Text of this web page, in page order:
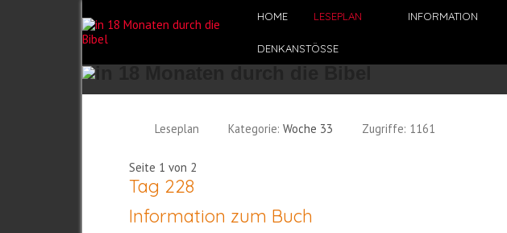
HOME LESEPLAN INFORMATION
DENKANSTÖSSE
Leseplan Kategorie:Woche 33 Zugriffe: 1161
Seite 1 von 2
Tag 228
Information zum Buch